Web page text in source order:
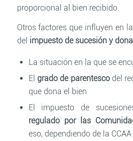
proporcional al bien recibido.
Otros factores que influyen en
del impuesto de sucesión y
La situación en la que se
El grado de parentescodel
que dona el bien
El impuesto de
regulado por las
eso, dependiendo de la